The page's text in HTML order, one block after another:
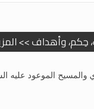
حِكم، وأهداف >>
في أهمية عيد
والمسيح الموعود عليه